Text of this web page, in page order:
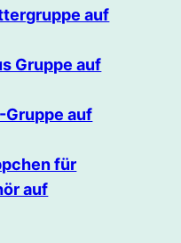
auf
Gruppe auf
Gruppe auf
für
auf